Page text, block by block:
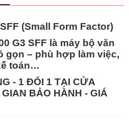
(Small Form Factor)
G3 SFF là máy bộ văn
gọn – phù hợp làm việc,
toán…
- 1 ĐỔI 1 TẠI CỬA
BẢO HÀNH - GIÁ